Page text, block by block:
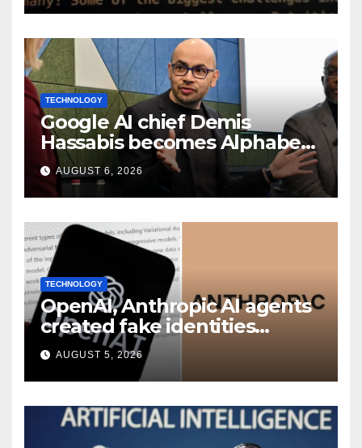
TECHNOLOGY
Google AI chief Demis
Hassabis becomes Alphabet
chief scientist in leadership
shakeup
AUGUST 6, 2026
TECHNOLOGY
OpenAI, Anthropic AI agents
created fake identities
during UK cyber tests:
Report
AUGUST 5, 2026